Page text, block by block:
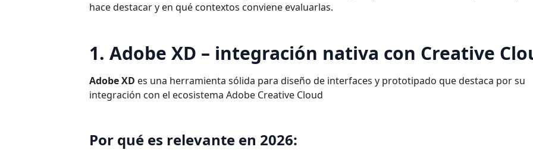
hace destacar y en qué contextos conviene evaluarlas.
1. Adobe XD – integración nativa con Creative
Adobe XD es una herramienta sólida para diseño de interfaces y prototipado que destaca por su
integración con el ecosistema Adobe Creative Cloud
Por qué es relevante en 2026: